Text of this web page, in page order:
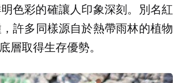
色彩的確讓人印象深刻。別名紅
許多同樣源自於熱帶雨林的植物
取得生存優勢。